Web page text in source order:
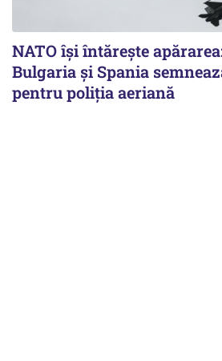
NATO își întărește
Bulgaria și Spania
pentru poliția aeriană